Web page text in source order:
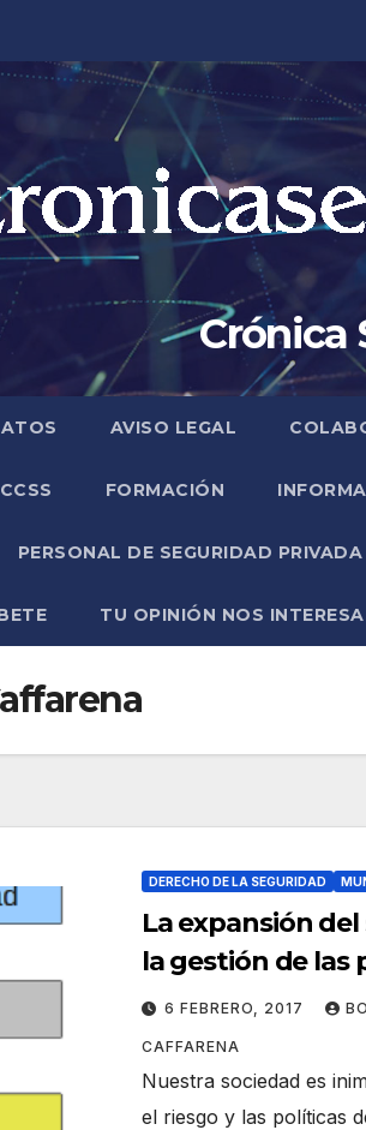
Crónica
AVISO LEGAL
FORMACIÓN
PERSONAL DE SEGURIDAD PRIVADA
TU OPINIÓN NOS INTERESA
DERECHO DE LA SEGURIDAD
La expansión
la gestión de las
seguridad.
6 FEBRERO, 2017
CAFFARENA
Nuestra sociedad es
el riesgo y las políticas